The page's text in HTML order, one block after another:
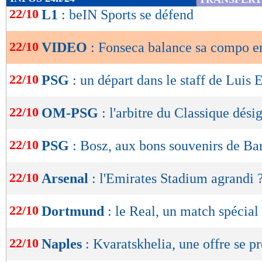
de
OK
22/10 L1 : beIN Sports se défend
22/10 VIDEO : Fonseca balance sa compo
22/10 PSG : un départ dans le staff de Luis
22/10 OM-PSG : l'arbitre du Classique
22/10 PSG : Bosz, aux bons souvenirs de
22/10 Arsenal : l'Emirates Stadium agrandi
22/10 Dortmund : le Real, un match
22/10 Naples : Kvaratskhelia, une offre se